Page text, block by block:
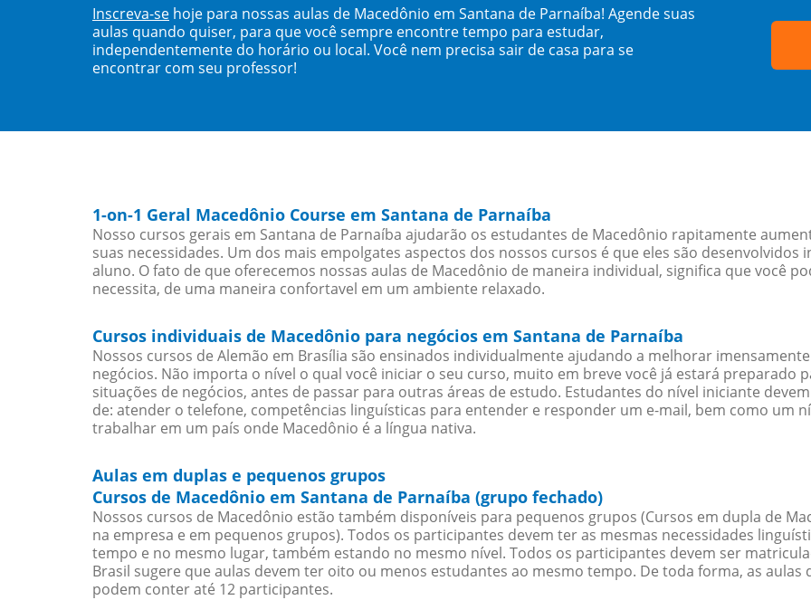
Inscreva-se hoje para nossas aulas de Macedônio em Santana de Parnaíba! Agende suas
aulas quando quiser, para que você sempre encontre tempo para estudar,
independentemente do horário ou local. Você nem precisa sair de casa para se
encontrar com seu professor!
1-on-1 Geral Macedônio Course em Santana de Parnaíba
Nosso cursos gerais em Santana de Parnaíba ajudarão os estudantes de Macedônio rapitamente
suas necessidades. Um dos mais empolgates aspectos dos nossos cursos é que eles são
aluno. O fato de que oferecemos nossas aulas de Macedônio de maneira individual, significa que você
necessita, de uma maneira confortavel em um ambiente relaxado.
Cursos individuais de Macedônio para negócios em Santana de Parnaíba
Nossos cursos de Alemão em Brasília são ensinados individualmente ajudando a melhorar
negócios. Não importa o nível o qual você iniciar o seu curso, muito em breve você já estará preparado
situações de negócios, antes de passar para outras áreas de estudo. Estudantes do nível iniciante
de: atender o telefone, competências linguísticas para entender e responder um e-mail, bem como um
trabalhar em um país onde Macedônio é a língua nativa.
Aulas em duplas e pequenos grupos
Cursos de Macedônio em Santana de Parnaíba (grupo fechado)
Nossos cursos de Macedônio estão também disponíveis para pequenos grupos (Cursos em dupla de
na empresa e em pequenos grupos). Todos os participantes devem ter as mesmas necessidades
tempo e no mesmo lugar, também estando no mesmo nível. Todos os participantes devem ser
Brasil sugere que aulas devem ter oito ou menos estudantes ao mesmo tempo. De toda forma, as
podem conter até 12 participantes.